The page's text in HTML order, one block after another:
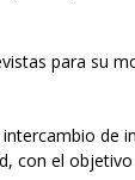
para su
de
con el